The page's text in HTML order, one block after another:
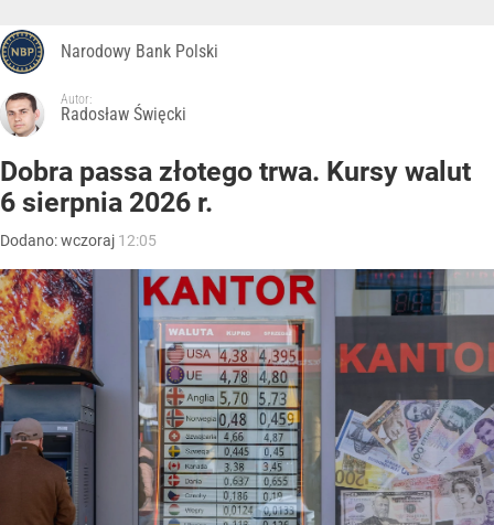
Narodowy Bank Polski
Autor:
Radosław Święcki
Dobra passa złotego trwa. Kursy walut
6 sierpnia 2026 r.
Dodano:wczoraj 12:05